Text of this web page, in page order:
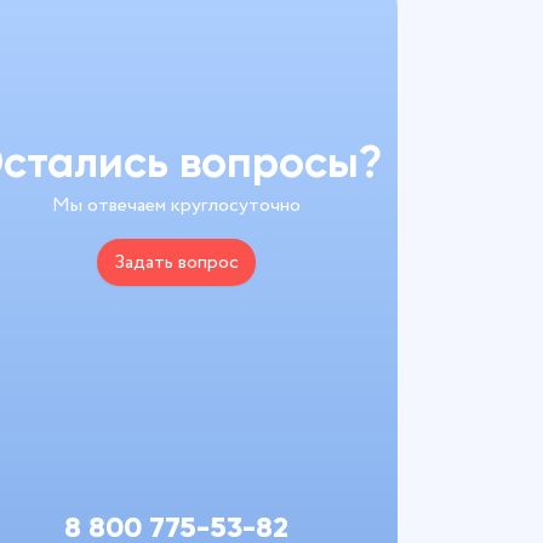
вопросы?
Мы отвечаем круглосуточно
Задать вопрос
8 800 775-53-82